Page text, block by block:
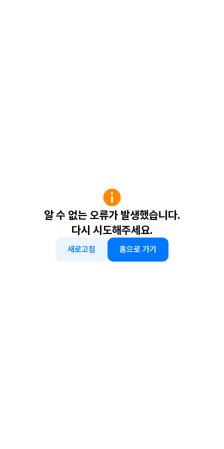
알 수 없는 오류가 발생했습니다.
다시 시도해주세요.
새로고침 홈으로 가기